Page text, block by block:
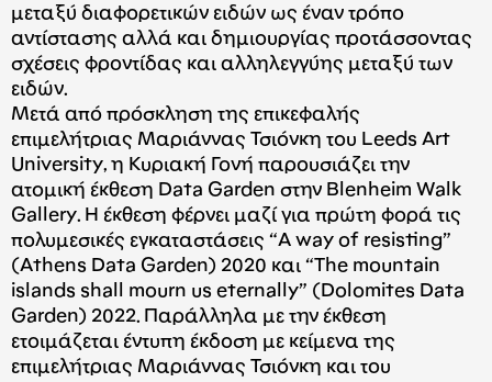
μεταξύ διαφορετικών ειδών ως έναν τρόπο
αντίστασης αλλά και δημιουργίας προτάσσοντας
σχέσεις φροντίδας και αλληλεγγύης μεταξύ των
ειδών.
Μετά από πρόσκληση της επικεφαλής
επιμελήτριας Μαριάννας Τσιόνκη του Leeds Art
University, η Κυριακή Γονή παρουσιάζει την
ατομική έκθεση Data Garden στην Blenheim Walk
Gallery. Η έκθεση φέρνει μαζί για πρώτη φορά τις
πολυμεσικές εγκαταστάσεις “A way of resisting”
(Athens Data Garden) 2020 και “The mountain
islands shall mourn us eternally” (Dolomites Data
Garden) 2022. Παράλληλα με την έκθεση
ετοιμάζεται έντυπη έκδοση με κείμενα της
επιμελήτριας Μαριάννας Τσιόνκη και του